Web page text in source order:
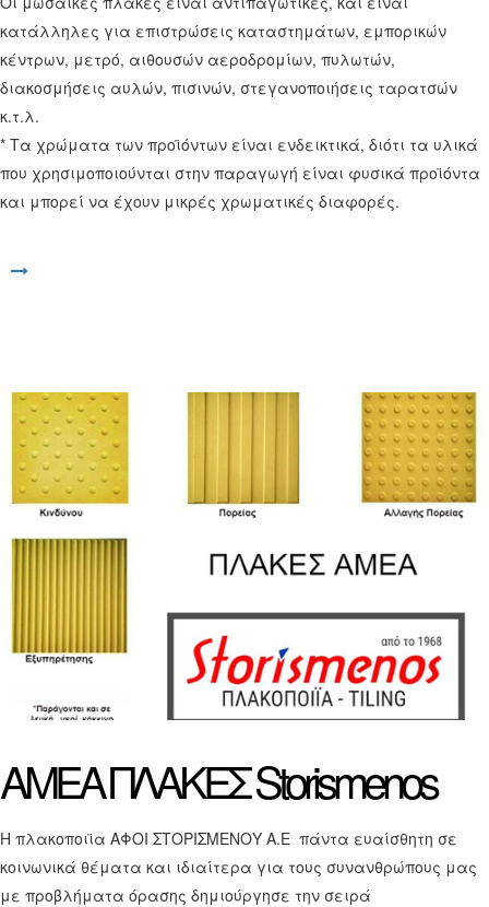
κατάλληλες για επιστρώσεις καταστημάτων, εμπορικών
κέντρων, μετρό, αιθουσών αεροδρομίων, πυλωτών,
διακοσμήσεις αυλών, πισινών, στεγανοποιήσεις ταρατσών
κ.τ.λ.
* Τα χρώματα των προϊόντων είναι ενδεικτικά, διότι τα υλικά
που χρησιμοποιούνται στην παραγωγή είναι φυσικά προϊόντα
και μπορεί να έχουν μικρές χρωματικές διαφορές.
Άνοιγμα συνδέσμου
ΑΜΕΑΠΛΑΚΕΣStorismenos
Η πλακοποιϊα ΑΦΟΙ ΣΤΟΡΙΣΜΕΝΟΥ Α.Ε πάντα ευαίσθητη σε
κοινωνικά θέματα και ιδιαίτερα για τους συνανθρώπους μας
με προβλήματα όρασης δημιούργησε την σειρά